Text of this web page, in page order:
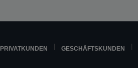
PRIVATKUNDEN GESCHÄFTSKUNDEN